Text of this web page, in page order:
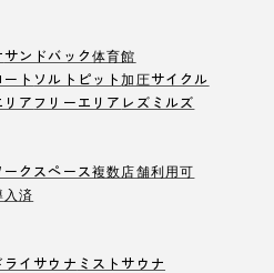
サンドバック体育館
ト ソルトピット加圧サイクル
ア フリーエリア レズミルズ
ークスペース複数店舗利用可
入済
ライサウナ ミストサウナ